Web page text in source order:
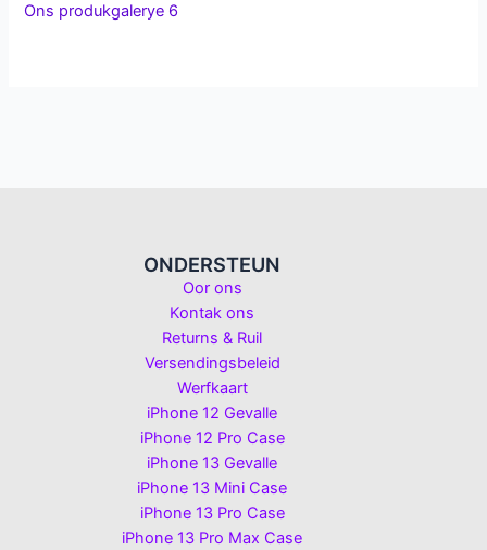
Ons produkgalerye 6
ONDERSTEUN
Oor ons
Kontak ons
Returns & Ruil
Versendingsbeleid
Werfkaart
iPhone 12 Gevalle
iPhone 12 Pro Case
iPhone 13 Gevalle
iPhone 13 Mini Case
iPhone 13 Pro Case
iPhone 13 Pro Max Case